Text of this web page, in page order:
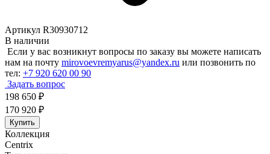
Артикул R30930712
В наличии
Если у вас возникнут вопросы по заказу вы можете написать
нам на почту mirovoevremyarus@yandex.ru или позвонить по
тел: +7 920 620 00 90
Задать вопрос
198 650 ₽
170 920 ₽
Купить
Коллекция
Centrix